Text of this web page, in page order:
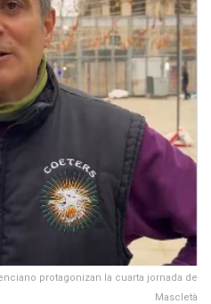
protagonizan la cuarta jornada de
Mascletà